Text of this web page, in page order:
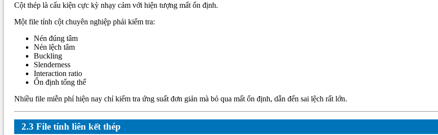
Cột thép là cấu kiện cực kỳ nhạy cảm với hiện tượng mất ổn định.
Một file tính cột chuyên nghiệp phải kiểm tra:
Nén đúng tâm
Nén lệch tâm
Buckling
Slenderness
Interaction ratio
Ổn định tổng thể
Nhiều file miễn phí hiện nay chỉ kiểm tra ứng suất đơn giản mà bỏ qua mất ổn định, dẫn đến sai lệch rất lớn.
2.3 File tính liên kết thép